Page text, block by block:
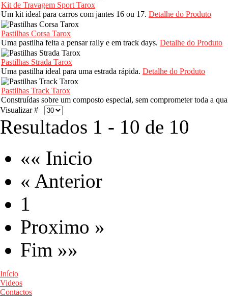
Kit de Travagem Sport Tarox
Um kit ideal para carros com jantes 16 ou 17. Detalhe do Produto
Pastilhas Corsa Tarox
Uma pastilha feita a pensar rally e em track days. Detalhe do Produto
Pastilhas Strada Tarox
Uma pastilha ideal para uma estrada rápida. Detalhe do Produto
Pastilhas Track Tarox
Construídas sobre um composto especial, sem comprometer toda a
Visualizar #
Resultados 1 - 10 de 10
«« Inicio
« Anterior
1
Proximo »
Fim »»
Início
Videos
Contactos